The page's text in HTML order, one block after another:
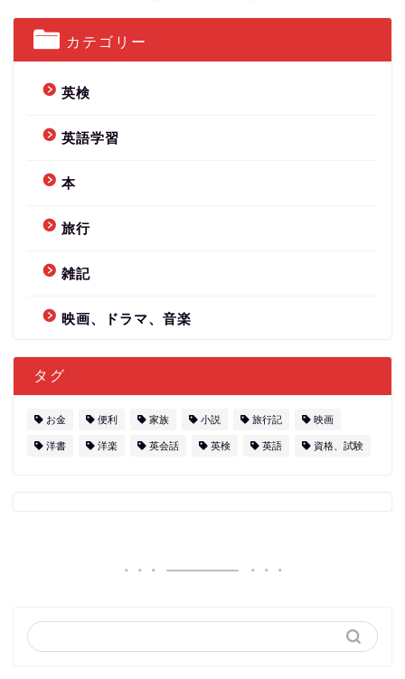
カテゴリー
英検
英語学習
本
旅行
雑記
映画、ドラマ、音楽
タグ
お金 便利 家族 小説 旅行記 映画
洋書 洋楽 英会話 英検 英語 資格、試験